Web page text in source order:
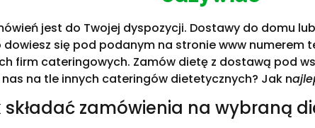
jest do Twojej dyspozycji. Dostawy do domu
się pod podanym na stronie www numerem
firm cateringowych. Zamów dietę z dostawą pod
na tle innych cateringów dietetycznych? Jak n
składać zamówienia na wybraną